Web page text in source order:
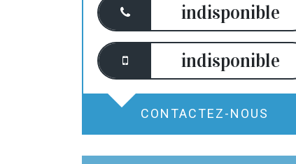
indisponible
indisponible
CONTACTEZ-NOUS